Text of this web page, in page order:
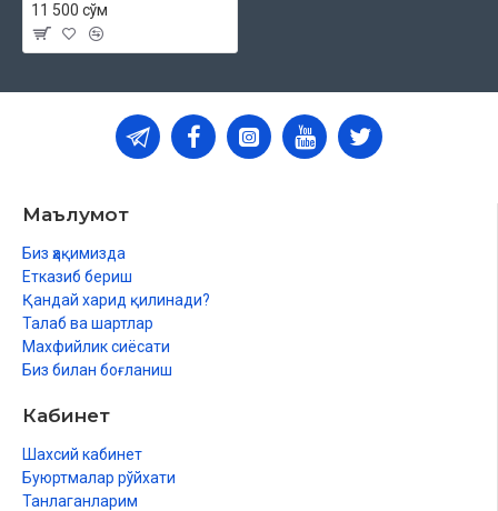
11 500 сўм
Маълумот
Биз ҳақимизда
Етказиб бериш
Қандай харид қилинади?
Талаб ва шартлар
Махфийлик сиёсати
Биз билан боғланиш
Кабинет
Шахсий кабинет
Буюртмалар рўйхати
Танлаганларим